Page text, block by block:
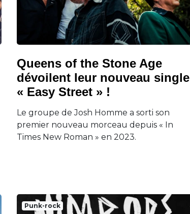
Queens of the Stone Age
dévoilent leur nouveau single
« Easy Street » !
Le groupe de Josh Homme a sorti son
premier nouveau morceau depuis « In
Times New Roman » en 2023.
Punk-rock